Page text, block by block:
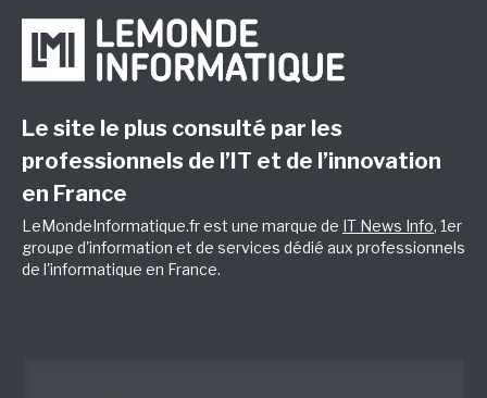
Le site le plus consulté par les
professionnels de l’IT et de l’innovation
en France
LeMondeInformatique.fr est une marque de IT News Info, 1er
groupe d'information et de services dédié aux professionnels
de l'informatique en France.